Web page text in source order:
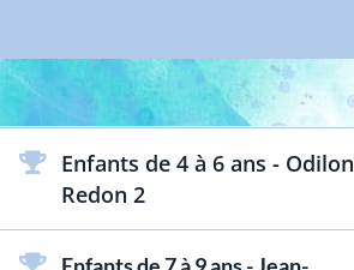
Enfants de 4 à 6 ans - Odilon
Redon 2